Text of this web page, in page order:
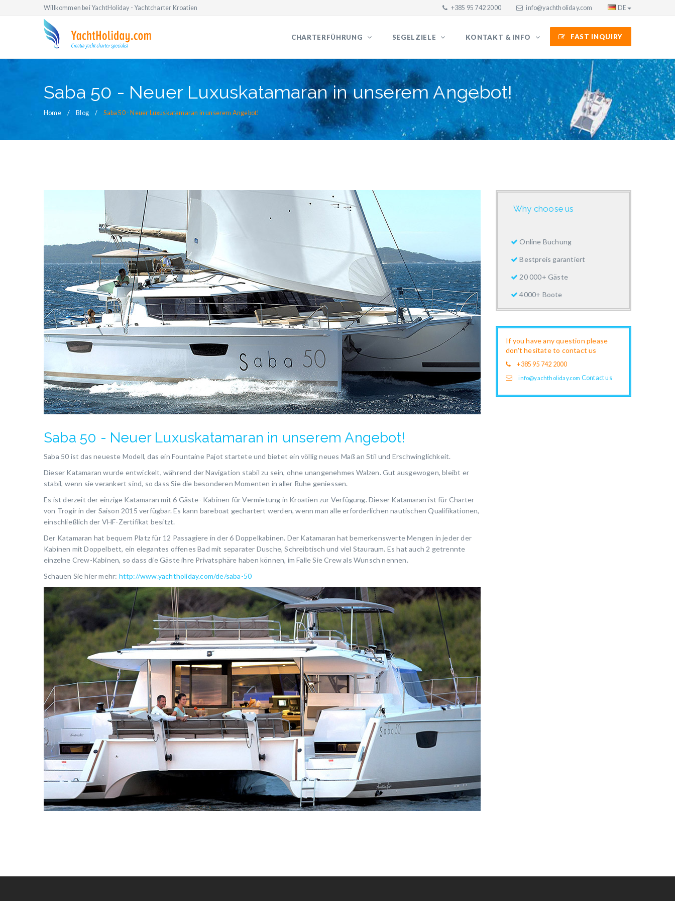
Willkommen bei YachtHoliday - Yachtcharter Kroatien +385 95 742 2000 info@yachtholiday.com DE
CHARTERFÜHRUNG SEGELZIELE KONTAKT & INFO FAST INQUIRY
Saba 50 - Neuer Luxuskatamaran in unserem Angebot!
Home Blog Saba 50 - Neuer Luxuskatamaran in unserem Angebot!
Saba 50 - Neuer Luxuskatamaran in unserem Angebot!
Saba 50 ist das neueste Modell, das ein Fountaine Pajot startete und bietet ein völlig neues Maß an Stil und Erschwinglichkeit.
Dieser Katamaran wurde entwickelt, während der Navigation stabil zu sein, ohne unangenehmes Walzen. Gut ausgewogen, bleibt er
stabil, wenn sie verankert sind, so dass Sie die besonderen Momenten in aller Ruhe geniessen.
Es ist derzeit der einzige Katamaran mit 6 Gäste- Kabinen für Vermietung in Kroatien zur Verfügung. Dieser Katamaran ist für Charter
von Trogir in der Saison 2015 verfügbar. Es kann bareboat gechartert werden, wenn man alle erforderlichen nautischen Qualifikationen,
einschließlich der VHF-Zertifikat besitzt.
Der Katamaran hat bequem Platz für 12 Passagiere in der 6 Doppelkabinen. Der Katamaran hat bemerkenswerte Mengen in jeder der
Kabinen mit Doppelbett, ein elegantes offenes Bad mit separater Dusche, Schreibtisch und viel Stauraum. Es hat auch 2 getrennte
einzelne Crew-Kabinen, so dass die Gäste ihre Privatsphäre haben können, im Falle Sie Crew als Wunsch nennen.
Schauen Sie hier mehr: http://www.yachtholiday.com/de/saba-50
Why choose us
Online Buchung
Bestpreis garantiert
20 000+ Gäste
4000+ Boote
If you have any question please
don't hesitate to contact us
+385 95 742 2000
info@yachtholiday.com Contact us